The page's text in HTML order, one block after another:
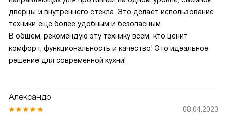
дверцы и внутреннего стекла. Это делает использование
техники еще более удобным и безопасным.
В общем, рекомендую эту технику всем, кто ценит
комфорт, функциональность и качество! Это идеальное
решение для современной кухни!
Александр
08.04.2023